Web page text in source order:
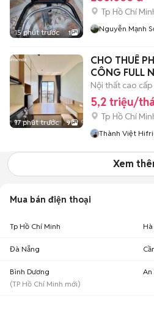
15 phút trước 1
Tp Hồ Chí
Nguyễn Mạnh
17 phút trước 9
CHO THUÊ
CÔNG FULL
CUNG
Nội thất cao cấp
5,2 triệu/
Tp Hồ Chí
Thành Việt
Xem
Mua bán điện thoại
Tp Hồ Chí Minh Hà
Đà Nẵng
Bình Dương
(TP Hồ Chí Minh mới)
An